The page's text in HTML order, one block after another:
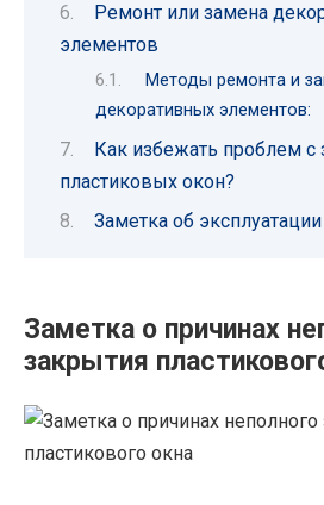
Ремонт или замена
элементов
Методы ремонта и
декоративных элементов:
Как избежать проблем
пластиковых окон?
Заметка об
Заметка о причинах
закрытия